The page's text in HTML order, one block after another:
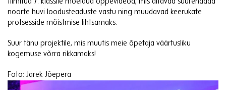
noorte huvi loodusteaduste vastu ning muudavad keerukate
protsesside mõistmise lihtsamaks.
Suur tänu projektile, mis muutis meie õpetaja väärtusliku
kogemuse võrra rikkamaks!
Foto: Jarek Jõepera